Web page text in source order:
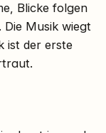
Blicke folgen
Musik wiegt
ist der erste